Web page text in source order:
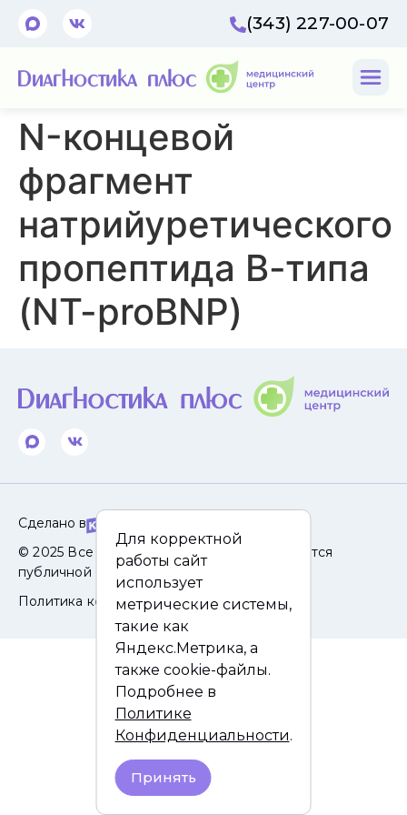
(343) 227-00-07
N-концевой
фрагмент
натрийуретического
пропептида В-типа
(NT-proBNP)
Сделано в
© 2025 Все права защищены. Сайт не является
публичной офертой.
Политика конфиденциальности
Для корректной
работы сайт
использует
метрические системы,
такие как
Яндекс.Метрика, а
также cookie-файлы.
Подробнее в
Политике
Конфиденциальности.
Принять